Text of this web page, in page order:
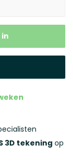
3D tekening op